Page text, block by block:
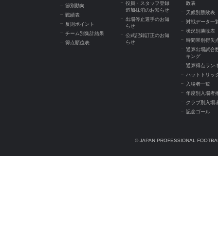
節別動向
戦績表
反則ポイント
チーム別集計結果
得点順位表
役員・スタッフ登録
追加抹消のお知らせ
出場停止選手のお知
らせ
公式記録訂正のお知
らせ
敗表
天候別勝敗表
対戦データ一
状況別勝敗表
時間帯別得失
通算出場試合
キング
通算得点ラン
ハットトリッ
入場者一覧
年度別入場者
クラブ別入場
記念ゴール
© JAPAN PROFESSIONAL